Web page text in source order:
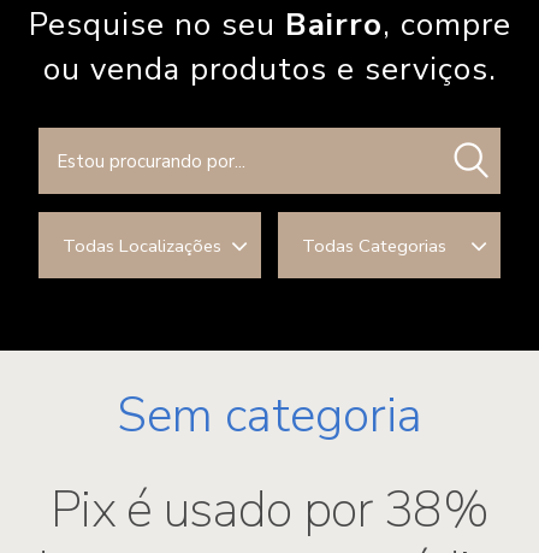
Pesquise no seu Bairro, compre
ou venda produtos e serviços.
Todas Localizações Todas Categorias
Sem categoria
Pix é usado por 38%